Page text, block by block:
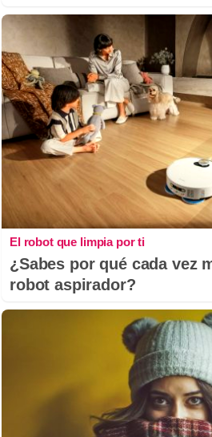
El robot que limpia por ti
¿Sabes por qué cada vez
robot aspirador?